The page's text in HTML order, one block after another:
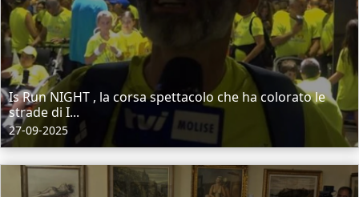
Is Run NIGHT , la corsa spettacolo che ha colorato le
strade di I...
27-09-2025